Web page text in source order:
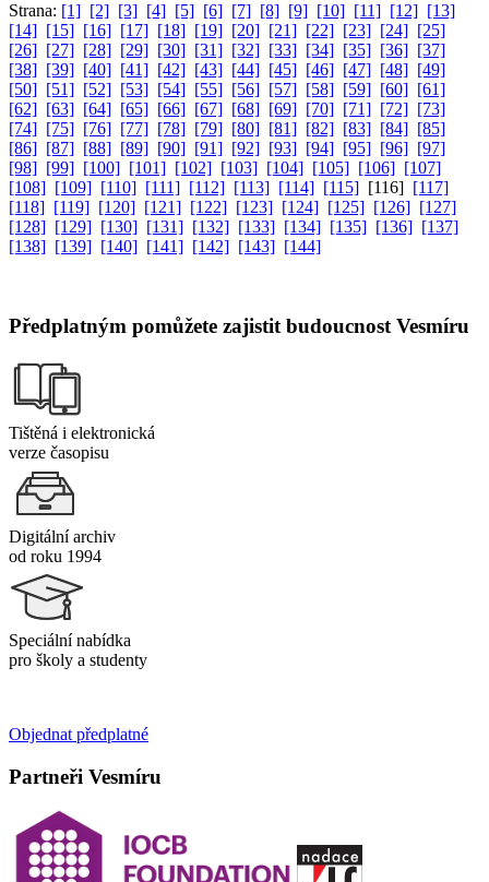
Strana: [1] [2] [3] [4] [5] [6] [7] [8] [9] [10] [11] [12] [13]
[14] [15] [16] [17] [18] [19] [20] [21] [22] [23] [24] [25]
[26] [27] [28] [29] [30] [31] [32] [33] [34] [35] [36] [37]
[38] [39] [40] [41] [42] [43] [44] [45] [46] [47] [48] [49]
[50] [51] [52] [53] [54] [55] [56] [57] [58] [59] [60] [61]
[62] [63] [64] [65] [66] [67] [68] [69] [70] [71] [72] [73]
[74] [75] [76] [77] [78] [79] [80] [81] [82] [83] [84] [85]
[86] [87] [88] [89] [90] [91] [92] [93] [94] [95] [96] [97]
[98] [99] [100] [101] [102] [103] [104] [105] [106] [107]
[108] [109] [110] [111] [112] [113] [114] [115] [116] [117]
[118] [119] [120] [121] [122] [123] [124] [125] [126] [127]
[128] [129] [130] [131] [132] [133] [134] [135] [136] [137]
[138] [139] [140] [141] [142] [143] [144]
Předplatným pomůžete zajistit budoucnost Vesmíru
Tištěná i elektronická
verze časopisu
Digitální archiv
od roku 1994
Speciální nabídka
pro školy a studenty
Objednat předplatné
Partneři Vesmíru